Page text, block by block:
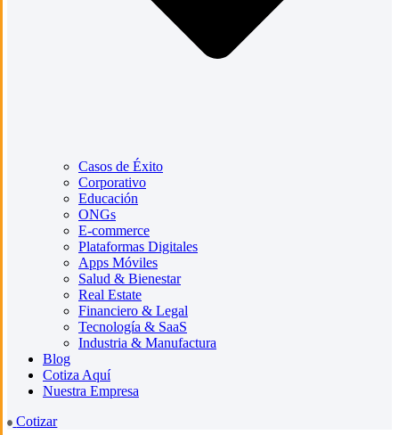
Casos de Éxito
Corporativo
Educación
ONGs
E-commerce
Plataformas Digitales
Apps Móviles
Salud & Bienestar
Real Estate
Financiero & Legal
Tecnología & SaaS
Industria & Manufactura
Blog
Cotiza Aquí
Nuestra Empresa
Cotizar